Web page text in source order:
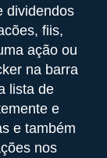
dividendos
fiis,
ação ou
na barra
lista de
e
e também
nos